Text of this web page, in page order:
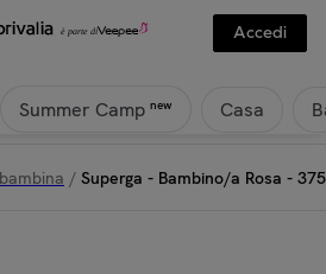
Accedi
Summer Camp new Casa
/ Superga - Bambino/a Rosa -